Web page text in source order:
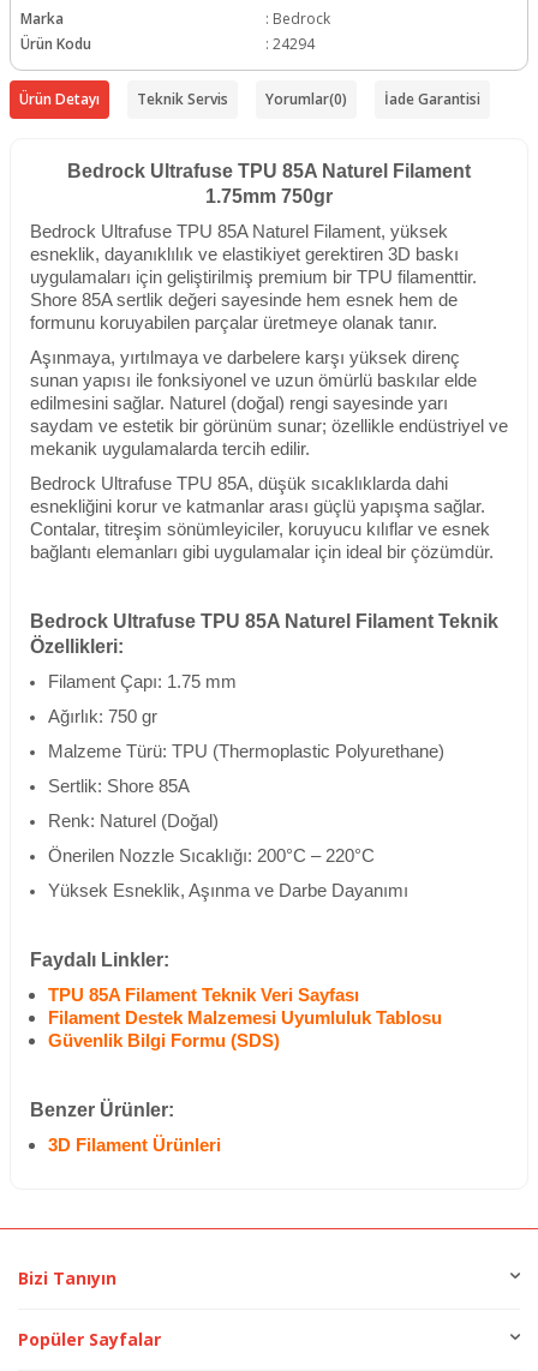
Marka : Bedrock
Ürün Kodu
: 24294
Ürün Detayı Teknik Servis Yorumlar(0) İade Garantisi
Bedrock Ultrafuse TPU 85A Naturel Filament
1.75mm 750gr
Bedrock Ultrafuse TPU 85A Naturel Filament, yüksek
esneklik, dayanıklılık ve elastikiyet gerektiren 3D baskı
uygulamaları için geliştirilmiş premium bir TPU filamenttir.
Shore 85A sertlik değeri sayesinde hem esnek hem de
formunu koruyabilen parçalar üretmeye olanak tanır.
Aşınmaya, yırtılmaya ve darbelere karşı yüksek direnç
sunan yapısı ile fonksiyonel ve uzun ömürlü baskılar elde
edilmesini sağlar. Naturel (doğal) rengi sayesinde yarı
saydam ve estetik bir görünüm sunar; özellikle endüstriyel ve
mekanik uygulamalarda tercih edilir.
Bedrock Ultrafuse TPU 85A, düşük sıcaklıklarda dahi
esnekliğini korur ve katmanlar arası güçlü yapışma sağlar.
Contalar, titreşim sönümleyiciler, koruyucu kılıflar ve esnek
bağlantı elemanları gibi uygulamalar için ideal bir çözümdür.
Bedrock Ultrafuse TPU 85A Naturel Filament Teknik
Özellikleri:
Filament Çapı: 1.75 mm
Ağırlık: 750 gr
Malzeme Türü: TPU (Thermoplastic Polyurethane)
Sertlik: Shore 85A
Renk: Naturel (Doğal)
Önerilen Nozzle Sıcaklığı: 200°C – 220°C
Yüksek Esneklik, Aşınma ve Darbe Dayanımı
Faydalı Linkler:
TPU 85A Filament Teknik Veri Sayfası
Filament Destek Malzemesi Uyumluluk Tablosu
Güvenlik Bilgi Formu (SDS)
Benzer Ürünler:
3D Filament Ürünleri
Bizi Tanıyın
Popüler Sayfalar